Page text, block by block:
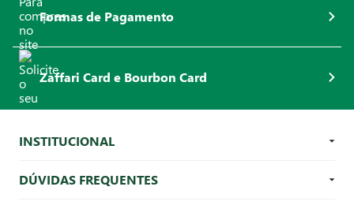
Formas de Pagamento
Zaffari Card e Bourbon Card
INSTITUCIONAL
DÚVIDAS FREQUENTES